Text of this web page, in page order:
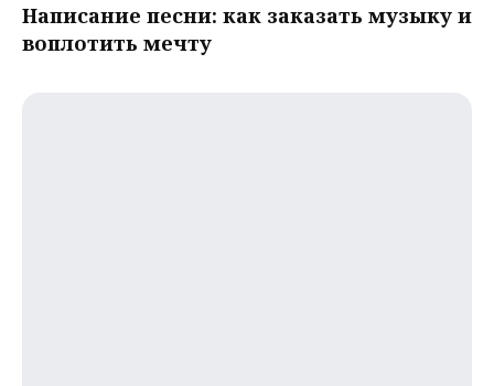
Написание песни: как заказать музыку и
воплотить мечту